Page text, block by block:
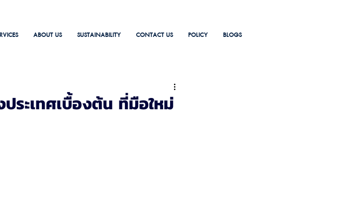
ABOUT US SUSTAINABILITY CONTACT US POLICY BLOGS
ระเทศเบื้องต้น ที่มือใหม่